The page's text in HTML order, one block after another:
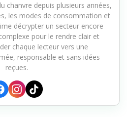
chanvre depuis plusieurs années,
les modes de consommation et
décrypter un secteur encore
pour le rendre clair et
chaque lecteur vers une
responsable et sans idées
reçues.